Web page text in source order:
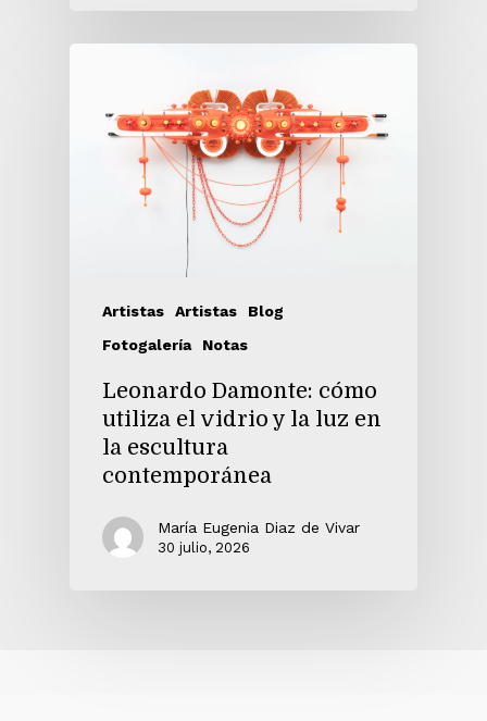
Artistas Artistas
Blog
Fotogalería
Notas
Leonardo Damonte: cómo
utiliza el vidrio y la luz en
la escultura
contemporánea
María Eugenia Diaz de Vivar
30 julio, 2026